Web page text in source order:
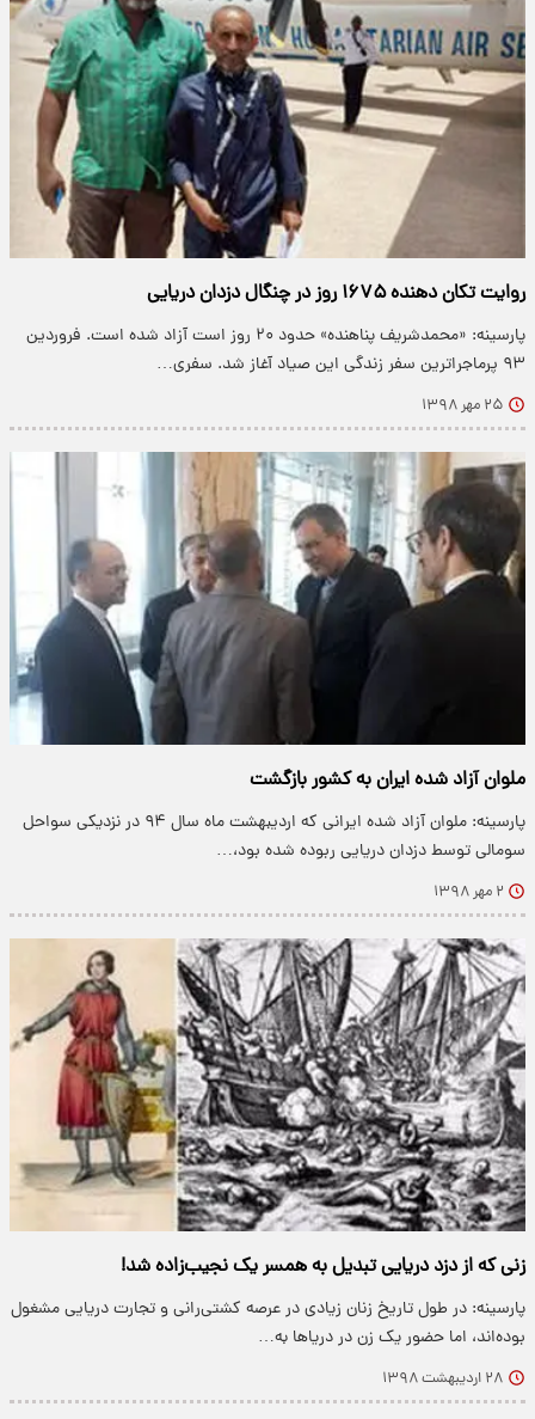
روایت تکان دهنده ۱۶۷۵ روز در چنگال دزدان دریایی
پارسینه: «محمدشریف پناهنده» حدود ۲۰ روز است آزاد شده است. فروردین
۹۳ پرماجراترین سفر زندگی این صیاد آغاز شد. سفری…
۲۵ مهر ۱۳۹۸
ملوان آزاد شده ایران به کشور بازگشت
پارسینه: ملوان آزاد شده ایرانی که اردیبهشت ماه سال ۹۴ در نزدیکی سواحل
سومالی توسط دزدان دریایی ربوده شده بود،…
۲ مهر ۱۳۹۸
زنی که از دزد دریایی تبدیل به همسر یک نجیب‌زاده شد!
پارسینه: در طول تاریخ زنان زیادی در عرصه کشتی‌رانی و تجارت دریایی مشغول
بوده‌اند، اما حضور یک زن در دریا‌ها به…
۲۸ اردیبهشت ۱۳۹۸